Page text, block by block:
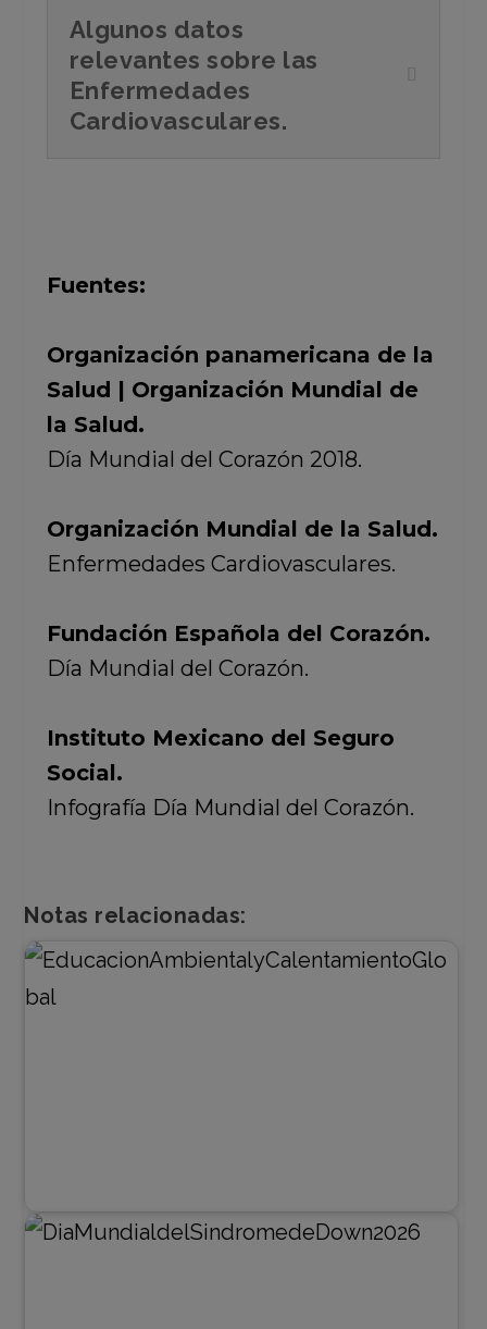
Algunos datos
relevantes sobre las
Enfermedades
Cardiovasculares.
Fuentes:
Organización panamericana de la
Salud | Organización Mundial de
la Salud.
Día Mundial del Corazón 2018.
Organización Mundial de la Salud.
Enfermedades Cardiovasculares.
Fundación Española del Corazón.
Día Mundial del Corazón.
Instituto Mexicano del Seguro
Social.
Infografía Día Mundial del Corazón.
Notas relacionadas: